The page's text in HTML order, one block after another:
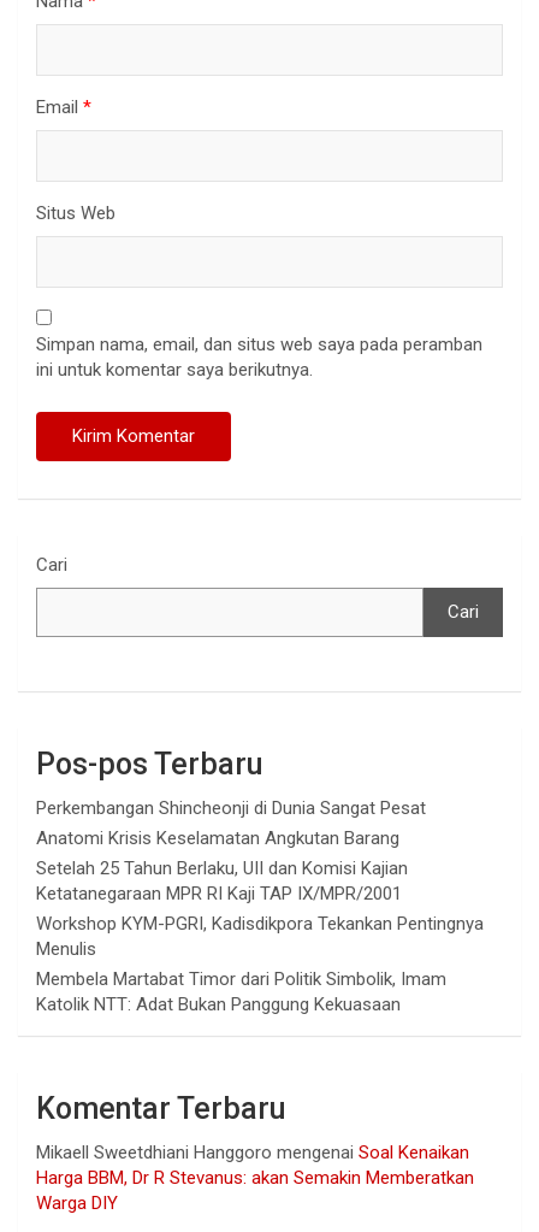
Email *
Situs Web
Simpan nama, email, dan situs web saya pada peramban
ini untuk komentar saya berikutnya.
Cari
Cari
Pos-pos Terbaru
Perkembangan Shincheonji di Dunia Sangat Pesat
Anatomi Krisis Keselamatan Angkutan Barang
Setelah 25 Tahun Berlaku, UII dan Komisi Kajian
Ketatanegaraan MPR RI Kaji TAP IX/MPR/2001
Workshop KYM-PGRI, Kadisdikpora Tekankan Pentingnya
Menulis
Membela Martabat Timor dari Politik Simbolik, Imam
Katolik NTT: Adat Bukan Panggung Kekuasaan
Komentar Terbaru
Mikaell Sweetdhiani Hanggoro mengenai Soal Kenaikan
Harga BBM, Dr R Stevanus: akan Semakin Memberatkan
Warga DIY